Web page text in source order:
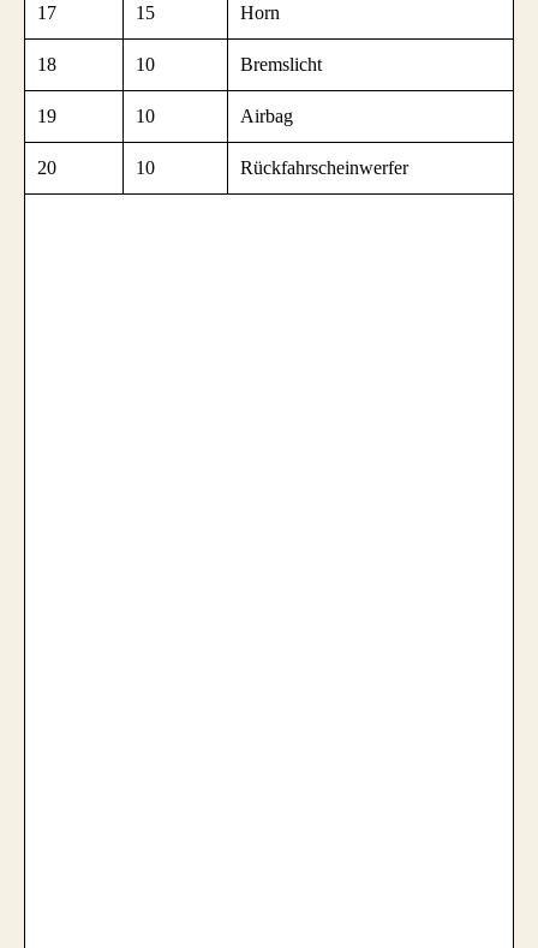
17 15 Horn
18 10 Bremslicht
19 10 Airbag
20 10 Rückfahrscheinwerfer